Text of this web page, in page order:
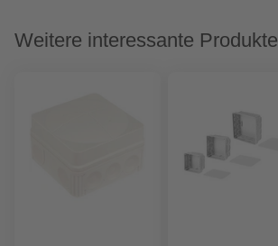
Weitere interessante Produkte